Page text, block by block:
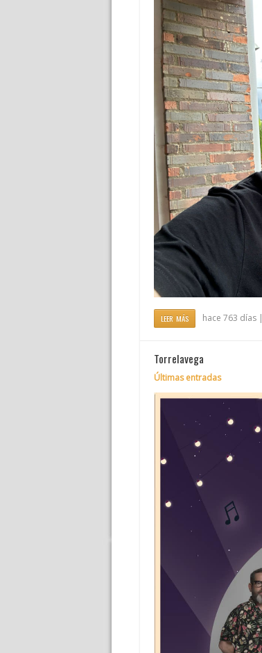
LEER MÁS hace 763 días |
Torrelavega
Últimas entradas